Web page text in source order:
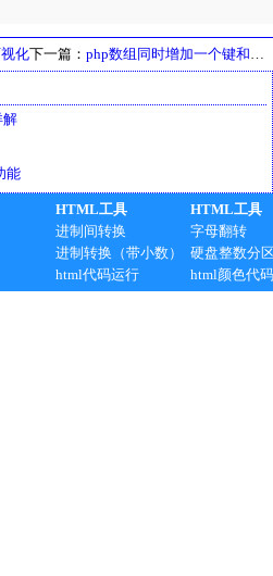
化下一篇： php数组同时增加一个键和一个值
解
能
HTML工具
进制间转换
进制转换（带小数）
html代码运行
HTML工具
字母翻转
硬盘整数分
html颜色代码